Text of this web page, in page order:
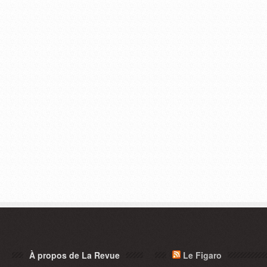
À propos de La Revue Le Figaro